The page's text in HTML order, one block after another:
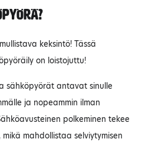
keksintö! Tässä
on loistojuttu!
sähköpyörät antavat sinulle
ja nopeammin ilman
polkeminen tekee
mahdollistaa selviytymisen